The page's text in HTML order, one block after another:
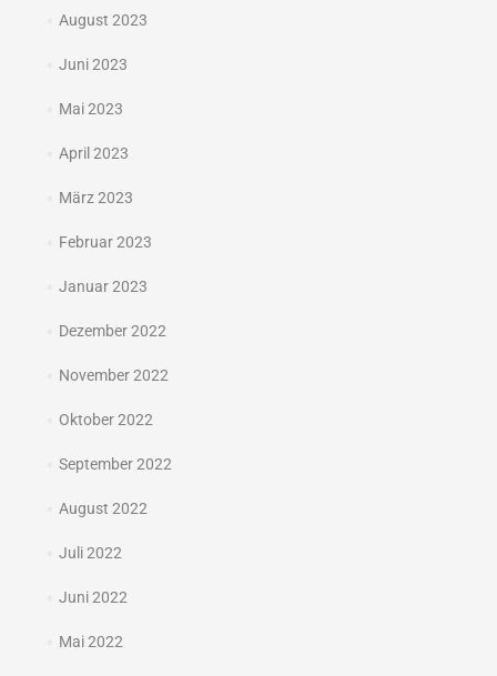
August 2023
Juni 2023
Mai 2023
April 2023
März 2023
Februar 2023
Januar 2023
Dezember 2022
November 2022
Oktober 2022
September 2022
August 2022
Juli 2022
Juni 2022
Mai 2022